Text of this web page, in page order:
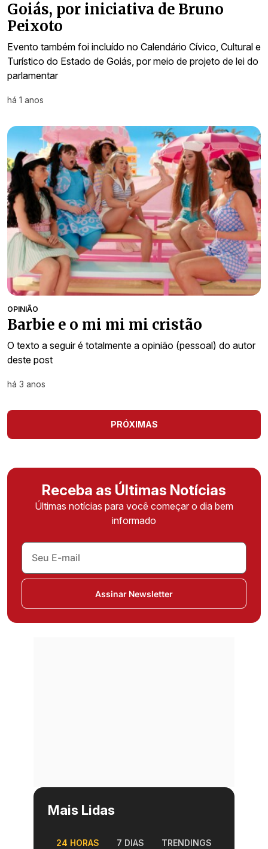
Goiás, por iniciativa de Bruno
Peixoto
Evento também foi incluído no Calendário Cívico, Cultural e
Turístico do Estado de Goiás, por meio de projeto de lei do
parlamentar
há 1 anos
OPINIÃO
Barbie e o mi mi mi cristão
O texto a seguir é totalmente a opinião (pessoal) do autor
deste post
há 3 anos
PRÓXIMAS
Receba as Últimas Notícias
Últimas notícias para você começar o dia bem
informado
Assinar Newsletter
Mais Lidas
24 HORAS 7 DIAS TRENDINGS